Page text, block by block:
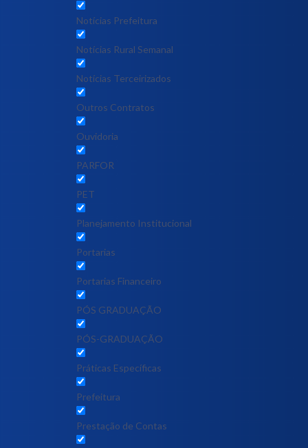
Notícias Prefeitura
Notícias Rural Semanal
Notícias Terceirizados
Outros Contratos
Ouvidoria
PARFOR
PET
Planejamento Institucional
Portarias
Portarias Financeiro
PÓS GRADUAÇÃO
PÓS-GRADUAÇÃO
Práticas Específicas
Prefeitura
Prestação de Contas